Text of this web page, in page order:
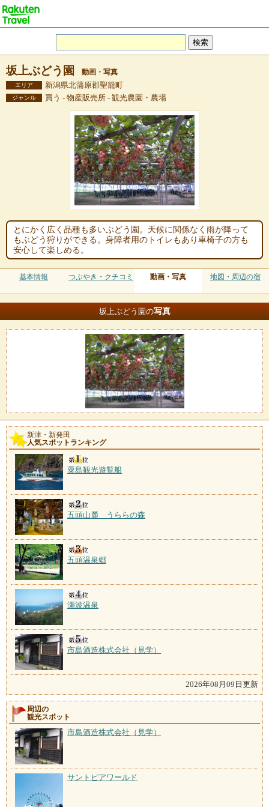
坂上ぶどう園 動画・写真
エリア 新潟県北蒲原郡聖籠町
ジャンル 買う - 物産販売所 - 観光農園・農場
とにかく広く品種も多いぶどう園。天候に関係なく雨が降って
もぶどう狩りができる。身障者用のトイレもあり車椅子の方も
安心して楽しめる。
基本情報 つぶやき・クチコミ 動画・写真 地図・周辺の宿
坂上ぶどう園の写真
新津・新発田
人気スポットランキング
粟島観光遊覧船
五頭山麓 うららの森
五頭温泉郷
瀬波温泉
市島酒造株式会社（見学）
2026年08月09日更新
周辺の
観光スポット
市島酒造株式会社（見学）
サントピアワールド